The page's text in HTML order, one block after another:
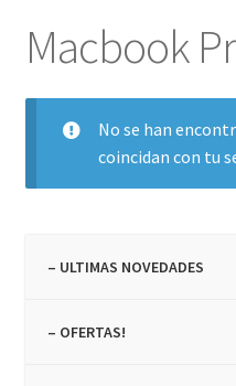
COMO COMPRAR
MI CUENTA
NOSOTROS
CONTACTO
Macbook
No se han
coincidan con tu
– ULTIMAS NOVEDADES
– OFERTAS!